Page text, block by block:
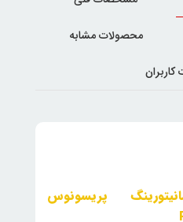
محصولات مشابه
کاربران
پریسونوس